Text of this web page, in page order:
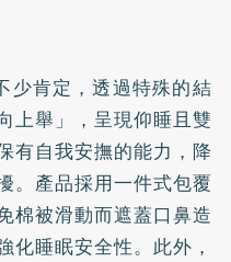
少肯定，透過特殊的結
上舉」，呈現仰睡且雙
有自我安撫的能力，降
。產品採用一件式包覆
棉被滑動而遮蓋口鼻造
化睡眠安全性。此外，